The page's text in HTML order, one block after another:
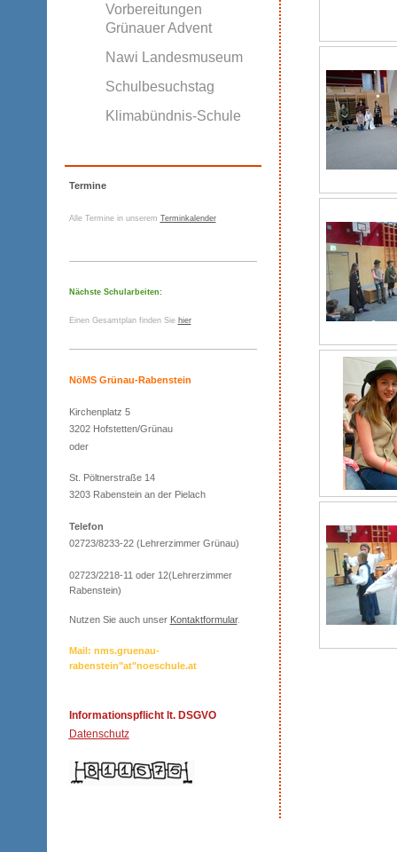
Vorbereitungen
Grünauer Advent
Nawi Landesmuseum
Schulbesuchstag
Klimabündnis-Schule
Termine
Alle Termine in unserem Terminkalender
Nächste Schularbeiten:
Einen Gesamtplan finden Sie hier
NöMS Grünau-Rabenstein
Kirchenplatz 5
3202 Hofstetten/Grünau
oder
St. Pöltnerstraße 14
3203 Rabenstein an der Pielach
Telefon
02723/8233-22 (Lehrerzimmer Grünau)
02723/2218-11 oder 12(Lehrerzimmer
Rabenstein)
Nutzen Sie auch unser Kontaktformular.
Mail: nms.gruenau-
rabenstein"at"noeschule.at
Informationspflicht lt. DSGVO
Datenschutz